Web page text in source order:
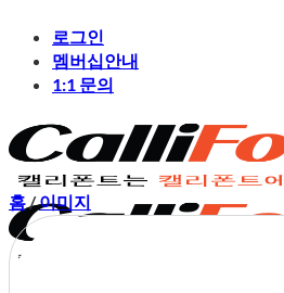
content
로그인
멤버십안내
1:1 문의
홈/이미지